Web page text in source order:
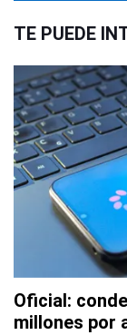
TE PUEDE
Oficial:
millones por